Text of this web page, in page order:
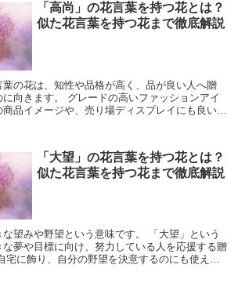
「高尚」の花言葉を持つ花とは？
似た花言葉を持つ花まで徹底解説
葉の花は、知性や品格が高く、品が良い人へ贈
に向きます。 グレードの高いファッションアイ
品イメージや、売り場ディスプレイにも良いで
「大望」の花言葉を持つ花とは？
似た花言葉を持つ花まで徹底解説
な望みや野望という意味です。 「大望」という
夢や目標に向け、努力している人を応援する贈
宅に飾り、自分の野望を決意するのにも使えま